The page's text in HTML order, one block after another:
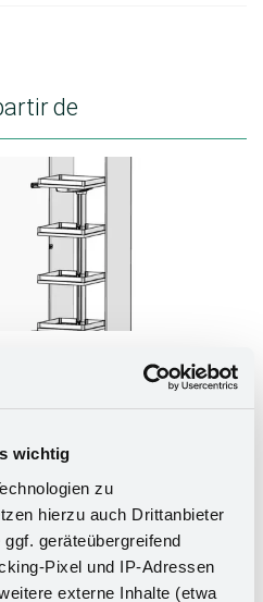
wichtig
zu
hierzu auch Drittanbieter
geräteübergreifend
Pixel und IP-Adressen
externe Inhalte (etwa
de
poussoir radio